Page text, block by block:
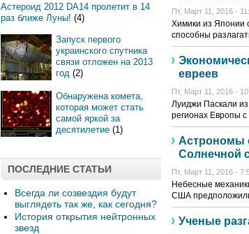
Астероид 2012 DA14 пролетит в 14
раз ближе Луны! (4)
Запуск первого
украинского спутника
связи отложен на 2013
год (2)
Обнаружена комета,
которая может стать
самой яркой за
десятилетие (1)
ПОСЛЕДНИЕ СТАТЬИ
Всегда ли созвездия будут
выглядеть так же, как сегодня?
История открытия нейтронных
звезд
Пт, Март 11, 2016 -
Химики из Японии
способны
евреев
Пт, Март 11, 2016 -
Луиджи Паскали из
регионах Европы с
Астрономы
Солнечной
Пт, Март 11, 2016 -
Небесные
США
Ученые